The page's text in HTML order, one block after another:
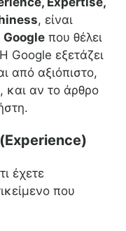
, είναι
Google που θέλει
Google εξετάζει
από αξιόπιστο,
και αν το άρθρο
έχετε
που